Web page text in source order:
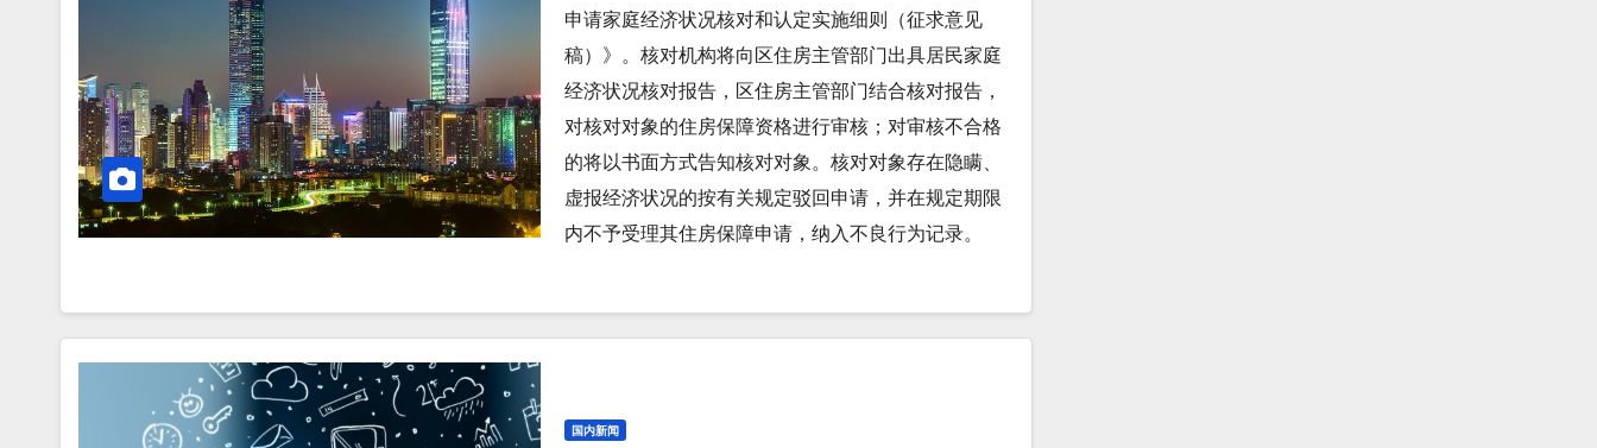
申请家庭经济状况核对和认定实施细则（征求意见
稿）》。核对机构将向区住房主管部门出具居民家庭
经济状况核对报告，区住房主管部门结合核对报告，
对核对对象的住房保障资格进行审核；对审核不合格
的将以书面方式告知核对对象。核对对象存在隐瞒、
虚报经济状况的按有关规定驳回申请，并在规定期限
内不予受理其住房保障申请，纳入不良行为记录。
国内新闻